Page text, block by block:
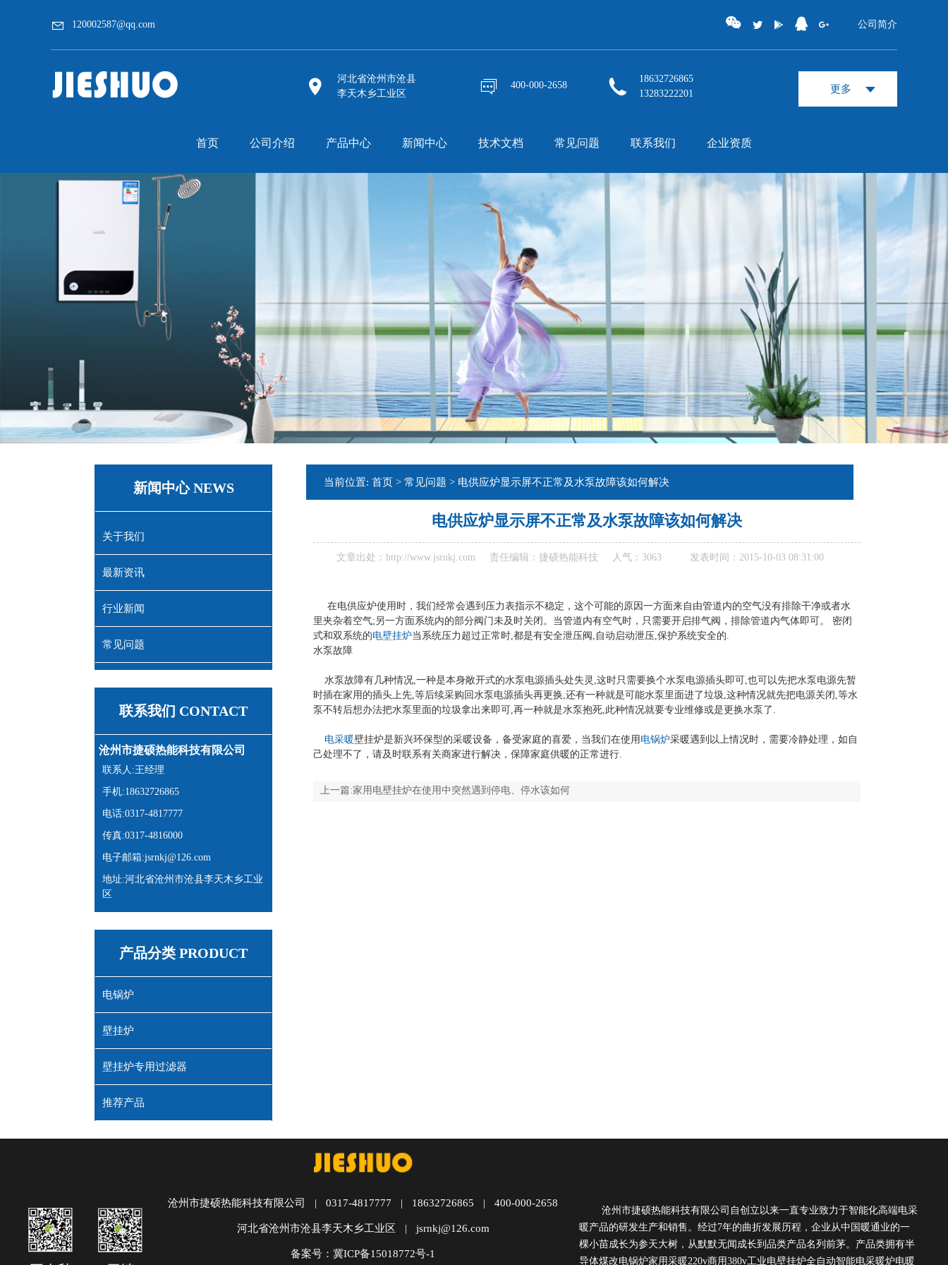
120002587@qq.com 公司简介
河北省沧州市沧县
李天木乡工业区
400-000-2658
18632726865
13283222201
更多
首页 公司介绍 产品中心 新闻中心 技术文档 常见问题 联系我们 企业资质
新闻中心 NEWS
关于我们
最新资讯
行业新闻
常见问题
联系我们 CONTACT
沧州市捷硕热能科技有限公司
联系人:王经理
手机:18632726865
电话:0317-4817777
传真:0317-4816000
电子邮箱:jsrnkj@126.com
地址:河北省沧州市沧县李天木乡工业
区
产品分类 PRODUCT
电锅炉
壁挂炉
壁挂炉专用过滤器
推荐产品
当前位置:首页 >常见问题 > 电供应炉显示屏不正常及水泵故障该如何解决
电供应炉显示屏不正常及水泵故障该如何解决
文章出处：http://www.jsrnkj.com 责任编辑：捷硕热能科技 人气： 3063 发表时间：2015-10-03 08:31:00
在电供应炉使用时，我们经常会遇到压力表指示不稳定，这个可能的原因一方面来自由管道内的空气没有排除干净或者水
里夹杂着空气;另一方面系统内的部分阀门未及时关闭。当管道内有空气时，只需要开启排气阀，排除管道内气体即可。 密闭
式和双系统的电壁挂炉当系统压力超过正常时,都是有安全泄压阀,自动启动泄压,保护系统安全的.
水泵故障
水泵故障有几种情况,一种是本身敞开式的水泵电源插头处失灵,这时只需要换个水泵电源插头即可,也可以先把水泵电源先暂
时插在家用的插头上先,等后续采购回水泵电源插头再更换,还有一种就是可能水泵里面进了垃圾,这种情况就先把电源关闭,等水
泵不转后想办法把水泵里面的垃圾拿出来即可,再一种就是水泵抱死,此种情况就要专业维修或是更换水泵了.
电采暖壁挂炉是新兴环保型的采暖设备，备受家庭的喜爱，当我们在使用 电锅炉采暖遇到以上情况时，需要冷静处理，如自
己处理不了，请及时联系有关商家进行解决，保障家庭供暖的正常进行.
上一篇:家用电壁挂炉在使用中突然遇到停电、停水该如何
沧州市捷硕热能科技有限公司 | 0317-4817777 | 18632726865 | 400-000-2658
河北省沧州市沧县李天木乡工业区 | jsrnkj@126.com
备案号：冀ICP备15018772号-1
沧州市捷硕热能科技有限公司自创立以来一直专业致力于智能化高端电采
暖产品的研发生产和销售。经过7年的曲折发展历程，企业从中国暖通业的一
棵小苗成长为参天大树，从默默无闻成长到品类产品名列前茅。产品类拥有半
导体煤改电锅炉家用采暖220v商用380v工业电壁挂炉全自动智能电采暖炉电暖